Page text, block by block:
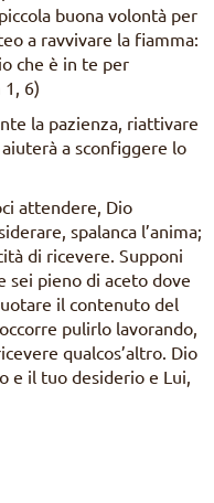
buona volontà per
a ravvivare la fiamma:
che è in te per
1, 6)
la pazienza, riattivare
a sconfiggere lo
attendere, Dio
spalanca l’anima;
di ricevere. Supponi
sei pieno di aceto dove
il contenuto del
pulirlo lavorando,
qualcos’altro. Dio
e il tuo desiderio e Lui,